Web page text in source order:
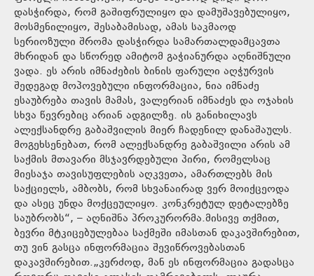
დასჭირდა, რომ გაშიფრულიყო და დამუშავებულიყო,
მოსმენილიყო, შესაბამისად, ამას საკმაოდ
სერიოზული შრომა დასჭირდა სამართალდამცავთა
მხრიდან და სწორედ ამიტომ გაჭიანურდა აღნიშნული
ვადა. ეს არის იმნაძების ბინის ფარული აღჭურვის
შედეგად მოპოვებული ინფორმაცია, ნია იმნაძე
ესაუბრება თავის მამას, ვალერიან იმნაძეს და ოჯახის
სხვა წევრებიც არიან ადგილზე. ის განიხილავს
ალექსანდრე გაბაშვილის მიერ ჩადენილ დანაშაულს.
მოგეხსენებათ, რომ ალექსანდრე გაბაშვილი არის ამ
საქმის მთავარი მსჯავრდებული პირი, რომელსაც
მიესაჯა თავისუფლების აღკვეთა, ამართლებს მის
საქციელს, ამბობს, რომ სხვანაირად ვერ მოიქცეოდა
და ასეც უნდა მოქცეულიყო. კონკრეტულ დეტალებზე
საუბრობს“, – აღნიშნა პროკურორმა.მისივე თქმით,
ბევრი მტკიცებულებაა საქმეში იმასთან დაკავშირებით,
თუ ვინ გასცა ინფორმაცია შევიწროვებასთან
დაკავშირებით.„კერძოდ, მან ეს ინფორმაცია გადასცა